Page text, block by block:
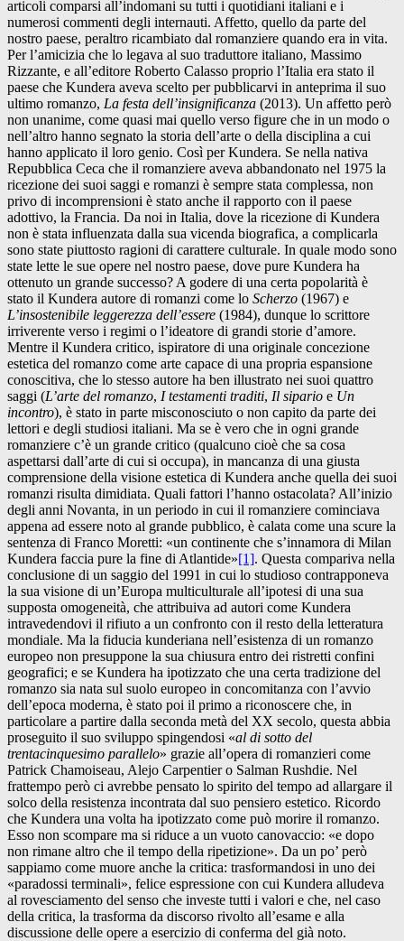
articoli comparsi all’indomani su tutti i quotidiani italiani e i
numerosi commenti degli internauti. Affetto, quello da parte del
nostro paese, peraltro ricambiato dal romanziere quando era in vita.
Per l’amicizia che lo legava al suo traduttore italiano, Massimo
Rizzante, e all’editore Roberto Calasso proprio l’Italia era stato il
paese che Kundera aveva scelto per pubblicarvi in anteprima il suo
ultimo romanzo, La festa dell’insignificanza (2013). Un affetto però
non unanime, come quasi mai quello verso figure che in un modo o
nell’altro hanno segnato la storia dell’arte o della disciplina a cui
hanno applicato il loro genio. Così per Kundera. Se nella nativa
Repubblica Ceca che il romanziere aveva abbandonato nel 1975 la
ricezione dei suoi saggi e romanzi è sempre stata complessa, non
privo di incomprensioni è stato anche il rapporto con il paese
adottivo, la Francia. Da noi in Italia, dove la ricezione di Kundera
non è stata influenzata dalla sua vicenda biografica, a complicarla
sono state piuttosto ragioni di carattere culturale. In quale modo sono
state lette le sue opere nel nostro paese, dove pure Kundera ha
ottenuto un grande successo? A godere di una certa popolarità è
stato il Kundera autore di romanzi come lo Scherzo (1967) e
L’insostenibile leggerezza dell’essere (1984), dunque lo scrittore
irriverente verso i regimi o l’ideatore di grandi storie d’amore.
Mentre il Kundera critico, ispiratore di una originale concezione
estetica del romanzo come arte capace di una propria espansione
conoscitiva, che lo stesso autore ha ben illustrato nei suoi quattro
saggi (L’arte del romanzo, I testamenti traditi, Il sipario e Un
incontro), è stato in parte misconosciuto o non capito da parte dei
lettori e degli studiosi italiani. Ma se è vero che in ogni grande
romanziere c’è un grande critico (qualcuno cioè che sa cosa
aspettarsi dall’arte di cui si occupa), in mancanza di una giusta
comprensione della visione estetica di Kundera anche quella dei suoi
romanzi risulta dimidiata. Quali fattori l’hanno ostacolata? All’inizio
degli anni Novanta, in un periodo in cui il romanziere cominciava
appena ad essere noto al grande pubblico, è calata come una scure la
sentenza di Franco Moretti: «un continente che s’innamora di Milan
Kundera faccia pure la fine di Atlantide»[1]. Questa compariva nella
conclusione di un saggio del 1991 in cui lo studioso contrapponeva
la sua visione di un’Europa multiculturale all’ipotesi di una sua
supposta omogeneità, che attribuiva ad autori come Kundera
intravedendovi il rifiuto a un confronto con il resto della letteratura
mondiale. Ma la fiducia kunderiana nell’esistenza di un romanzo
europeo non presuppone la sua chiusura entro dei ristretti confini
geografici; e se Kundera ha ipotizzato che una certa tradizione del
romanzo sia nata sul suolo europeo in concomitanza con l’avvio
dell’epoca moderna, è stato poi il primo a riconoscere che, in
particolare a partire dalla seconda metà del XX secolo, questa abbia
proseguito il suo sviluppo spingendosi «al di sotto del
trentacinquesimo parallelo» grazie all’opera di romanzieri come
Patrick Chamoiseau, Alejo Carpentier o Salman Rushdie. Nel
frattempo però ci avrebbe pensato lo spirito del tempo ad allargare il
solco della resistenza incontrata dal suo pensiero estetico. Ricordo
che Kundera una volta ha ipotizzato come può morire il romanzo.
Esso non scompare ma si riduce a un vuoto canovaccio: «e dopo
non rimane altro che il tempo della ripetizione». Da un po’ però
sappiamo come muore anche la critica: trasformandosi in uno dei
«paradossi terminali», felice espressione con cui Kundera alludeva
al rovesciamento del senso che investe tutti i valori e che, nel caso
della critica, la trasforma da discorso rivolto all’esame e alla
discussione delle opere a esercizio di conferma del già noto.